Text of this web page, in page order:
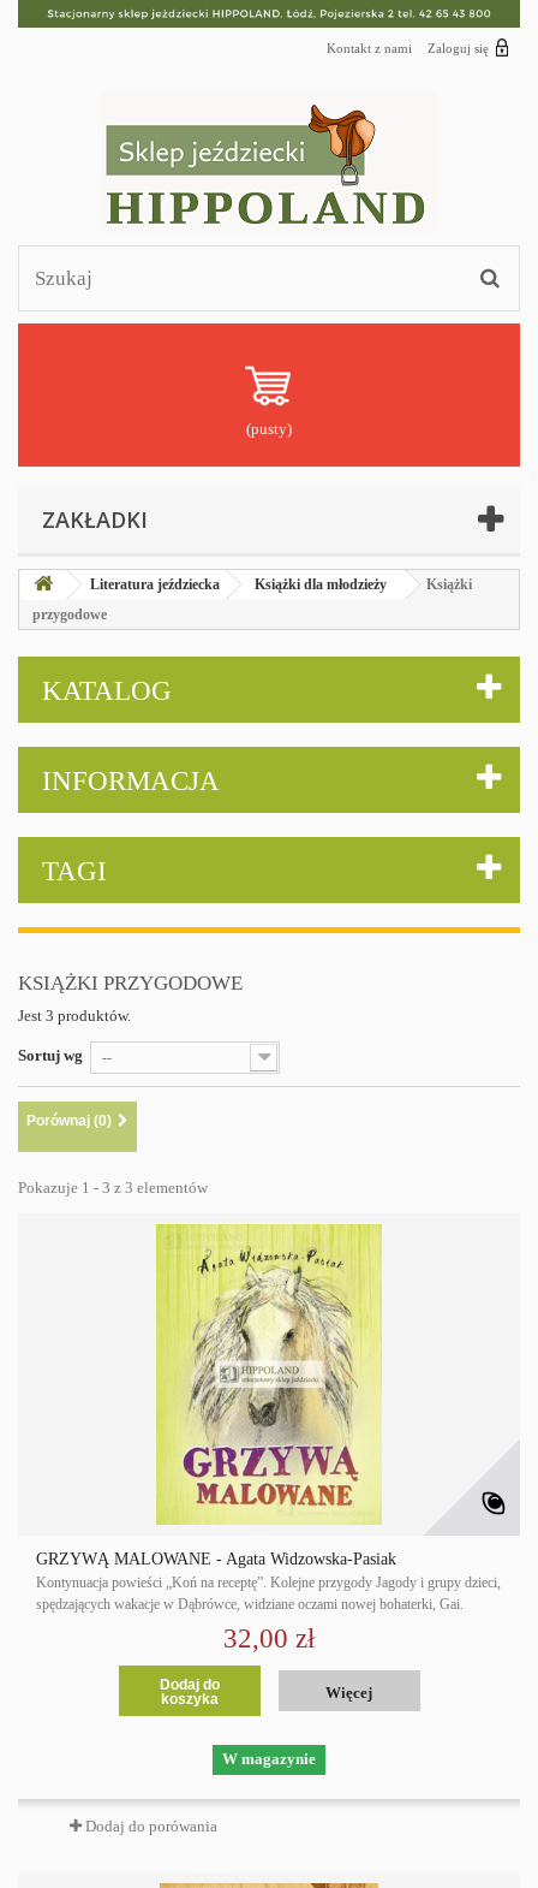
Zaloguj się
Kontakt z nami
(pusty)
ZAKŁADKI
Literatura jeździecka Książki dla młodzieży
Książki
przygodowe
KATALOG
INFORMACJA
TAGI
KSIĄŻKI PRZYGODOWE
Jest 3 produktów.
Sortuj wg --
Porównaj (0)
Pokazuje 1 - 3 z 3 elementów
GRZYWĄ MALOWANE - Agata Widzowska-Pasiak
Kontynuacja powieści „Koń na receptę”. Kolejne przygody Jagody i grupy dzieci,
spędzających wakacje w Dąbrówce, widziane oczami nowej bohaterki, Gai.
32,00 zł
Dodaj do
koszyka
Więcej
W magazynie
Dodaj do porówania